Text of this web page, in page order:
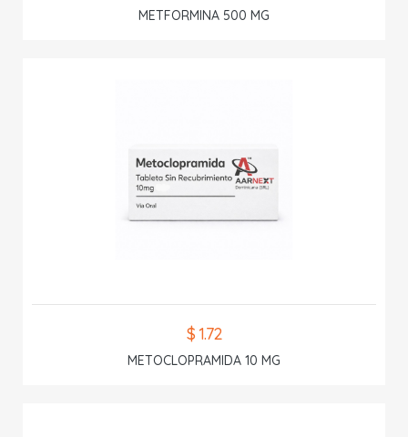
METFORMINA 500 MG
$ 1.72
METOCLOPRAMIDA 10 MG